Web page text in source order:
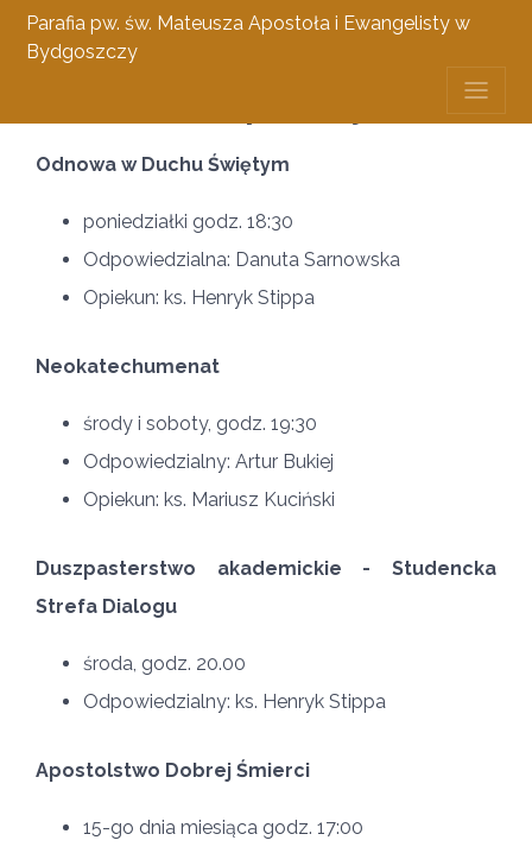
Parafia pw. św. Mateusza Apostoła i Ewangelisty w
Bydgoszczy
Odnowa w Duchu Świętym
poniedziałki godz. 18:30
Odpowiedzialna: Danuta Sarnowska
Opiekun: ks. Henryk Stippa
Neokatechumenat
środy i soboty, godz. 19:30
Odpowiedzialny: Artur Bukiej
Opiekun: ks. Mariusz Kuciński
Duszpasterstwo akademickie - Studencka
Strefa Dialogu
środa, godz. 20.00
Odpowiedzialny: ks. Henryk Stippa
Apostolstwo Dobrej Śmierci
15-go dnia miesiąca godz. 17:00